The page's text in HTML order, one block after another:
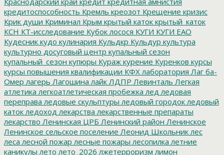
кредитоспособность Кремль креозот Крещение кризис
Крик души Криминал Крым крытый каток крытый_каток
КСН КТ-исследование Кубок лосося КУГИ КУГИ ЕАО
Кудесник кудо кулинария Кульдкр Кульдур культура
культурно досуговый центр купальный сезон
купальный_сезон купюры Кураж курение Куренков курсы
курсы повышения квалификации КФХ лаборатория Лаг ба-
Омер лагерь Лагошина лайк ЛДПР Левинталь Легкая
атлетика легкоатлетическая пробежка лед ледовая
переправа ледовые скульптуры ледовый городок ледовый
каток ледоход лекарства лекарственные препараты
лекарство Ленинская ЦРБ Ленинский район Ленинское
Ленинское сельское поселение Леонид Школьник лес
леса лесной пожар лесные пожары лесопилка летние
каникулы лето лето_2026 лжетерроризм лимон